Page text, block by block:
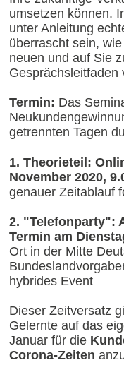
umsetzen können.
unter Anleitung
überrascht sein,
neuen und auf Sie
Gesprächsleitfaden
Termin: Das
getrennten Tagen
1. Theorieteil:
November 2020,
genauer Zeitablauf
2. "Telefonparty":
Termin am
Ort in der Mitte
hybrides Event
Dieser Zeitversatz
Gelernte auf das
Januar für die
Corona-Zeiten